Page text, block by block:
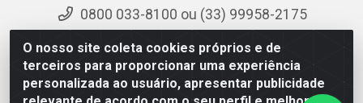
O nosso site coleta cookies próprios e de
terceiros para proporcionar uma experiência
personalizada ao usuário, apresentar publicidade
0800 033-8100 ou (33) 99958-2175
sac@ipirangamg.com.br
Acompanhe nossas publicações